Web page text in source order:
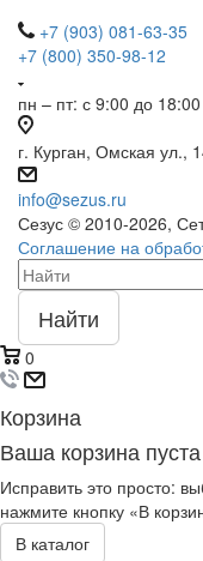
+7 (903) 081-63-35
+7 (800) 350-98-12
пн – пт: с 9:00 до 18:00
г. Курган, Омская ул.,
info@sezus.ru
Сезус © 2010-2026,
Соглашение на
Найти
0
Корзина
Ваша корзина пуста
Исправить это просто:
нажмите кнопку «В
В каталог